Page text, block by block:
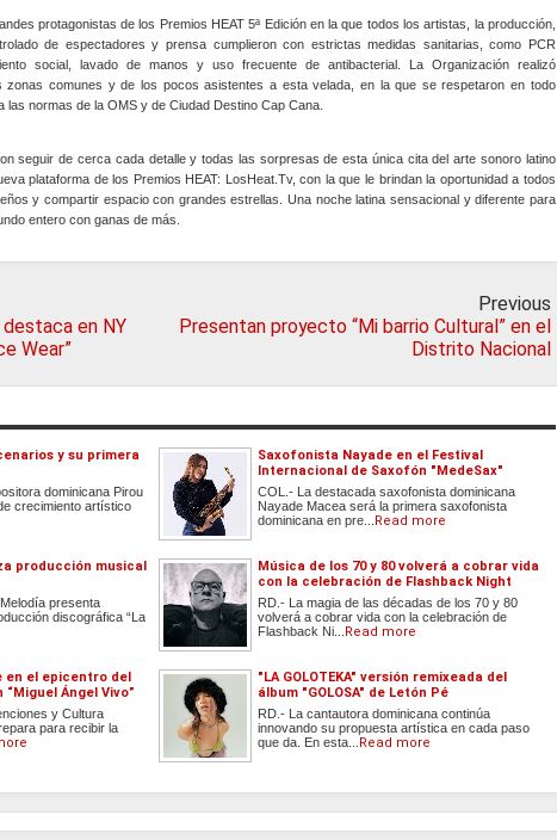
protagonistas de los Premios HEAT 5ª Edición en la que todos los artistas, la producción,
de espectadores y prensa cumplieron con estrictas medidas sanitarias, como PCR
social, lavado de manos y uso frecuente de antibacterial. La Organización realizó
zonas comunes y de los pocos asistentes a esta velada, en la que se respetaron en todo
normas de la OMS y de Ciudad Destino Cap Cana.
seguir de cerca cada detalle y todas las sorpresas de esta única cita del arte sonoro latino
plataforma de los Premios HEAT: LosHeat.Tv, con la que le brindan la oportunidad a todos
y compartir espacio con grandes estrellas. Una noche latina sensacional y diferente para
entero con ganas de más.
en NY
Wear”
Previous
Presentan proyecto “Mi barrio Cultural” en el
Distrito Nacional
y su primera
dominicana Pirou
crecimiento artístico
Saxofonista Nayade en el Festival
Internacional de Saxofón "MedeSax"
COL.- La destacada saxofonista dominicana
Nayade Macea será la primera saxofonista
dominicana en pre... Read more
producción musical
presenta
discográfica “La
Música de los 70 y 80 volverá a cobrar vida
con la celebración de Flashback Night
RD.- La magia de las décadas de los 70 y 80
volverá a cobrar vida con la celebración de
Flashback Ni... Read more
en el epicentro del
Ángel Vivo”
y Cultura
para recibir la
"LA GOLOTEKA" versión remixeada del
álbum "GOLOSA" de Letón Pé
RD.- La cantautora dominicana continúa
innovando su propuesta artística en cada paso
que da. En esta... Read more